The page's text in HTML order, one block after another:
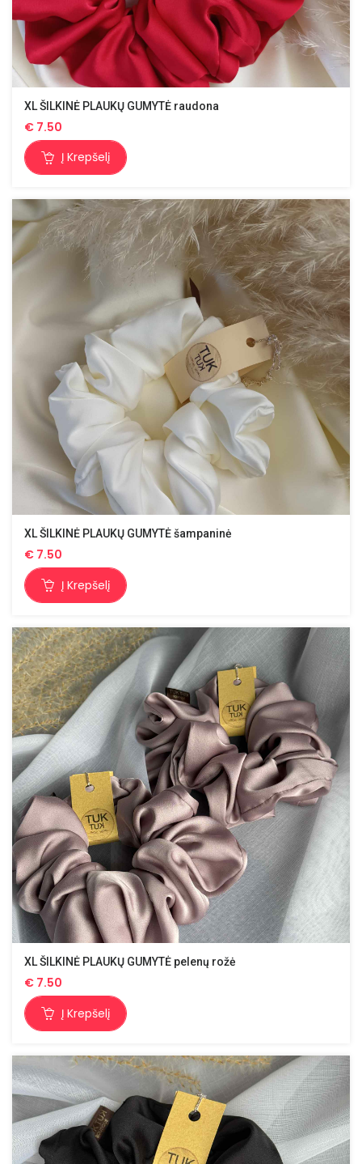
XL ŠILKINĖ PLAUKŲ GUMYTĖ raudona
€ 7.50
Į Krepšelį
XL ŠILKINĖ PLAUKŲ GUMYTĖ šampaninė
€ 7.50
Į Krepšelį
XL ŠILKINĖ PLAUKŲ GUMYTĖ pelenų rožė
€ 7.50
Į Krepšelį